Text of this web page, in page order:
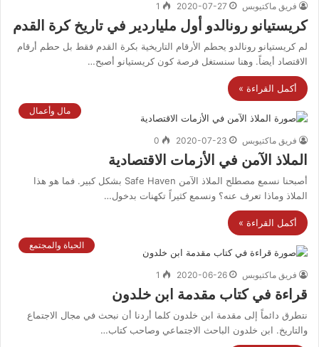
فريق ماكتيوبس 2020-07-27
1
كريستيانو رونالدو أول ملياردير في تاريخ كرة القدم
لم كريستيانو رونالدو يحطم الأرقام التاريخية بكرة القدم فقط بل حطم أرقام
الاقتصاد أيضاً. وهنا سنستغل فرصة كون كريستيانو أصبح…
أكمل القراءة »
مال وأعمال
فريق ماكتيوبس 2020-07-23
0
الملاذ الآمن في الأزمات الاقتصادية
أصبحنا نسمع مصطلح الملاذ الآمن Safe Haven بشكل كبير. فما هو هذا
الملاذ وماذا تعرف عنه؟ ونسمع كثيراً تكهنات بدخول…
أكمل القراءة »
الحياة والمجتمع
فريق ماكتيوبس 2020-06-26
1
قراءة في كتاب مقدمة ابن خلدون
نتطرق دائماً إلى مقدمة ابن خلدون كلما أردنا أن نبحث في مجال الاجتماع
والتاريخ. ابن خلدون الباحث الاجتماعي وصاحب كتاب…